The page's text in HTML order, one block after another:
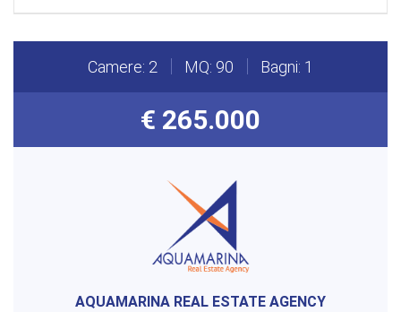
Camere: 2 MQ: 90 Bagni: 1
€ 265.000
AQUAMARINA REAL ESTATE AGENCY